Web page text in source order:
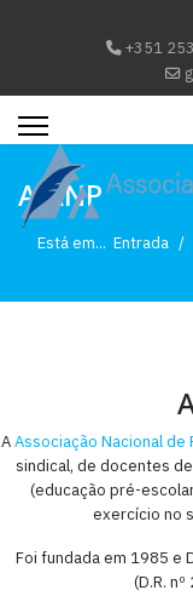
+351
A ANP
Está em... Entrada
AAssociação Nacional de
sindical, de docentes
(educação pré-
exercício no
Foi fundada em 1985 e
(D.R.